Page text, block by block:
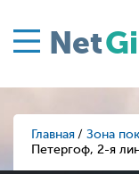
Net
Главная
Зона
Петергоф, 2-я